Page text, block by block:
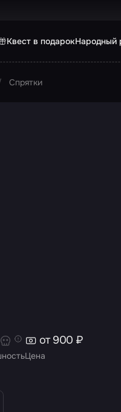
Квест в подарокНародный
Спрятки
Цена
от 900 ₽